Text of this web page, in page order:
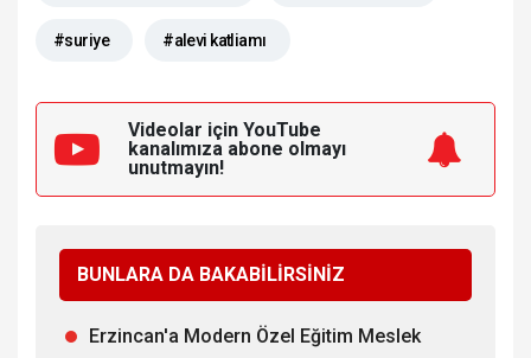
#suriye #alevi katliamı
Videolar için YouTube
kanalımıza abone olmayı
unutmayın!
BUNLARA DA BAKABİLİRSİNİZ
Erzincan'a Modern Özel Eğitim Meslek